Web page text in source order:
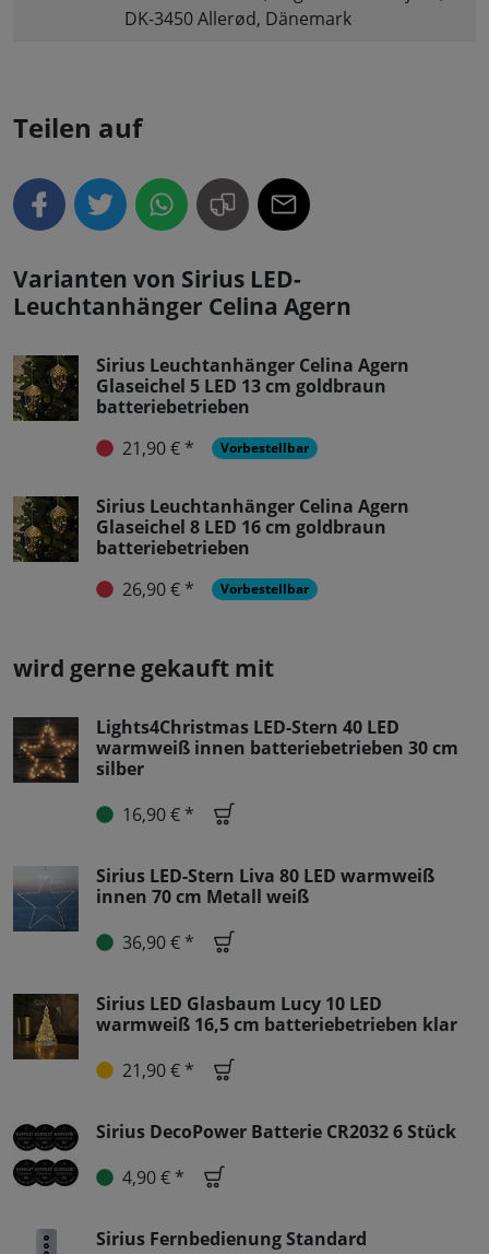
DK-3450 Allerød, Dänemark
Teilen auf
Varianten von Sirius LED-
Leuchtanhänger Celina Agern
Sirius Leuchtanhänger Celina Agern
Glaseichel 5 LED 13 cm goldbraun
batteriebetrieben
21,90 € *
Vorbestellbar
Sirius Leuchtanhänger Celina Agern
Glaseichel 8 LED 16 cm goldbraun
batteriebetrieben
26,90 € *
Vorbestellbar
wird gerne gekauft mit
Lights4Christmas LED-Stern 40 LED
warmweiß innen batteriebetrieben 30 cm
silber
16,90 € *
Sirius LED-Stern Liva 80 LED warmweiß
innen 70 cm Metall weiß
36,90 € *
Sirius LED Glasbaum Lucy 10 LED
warmweiß 16,5 cm batteriebetrieben klar
21,90 € *
Sirius DecoPower Batterie CR2032 6 Stück
4,90 € *
Sirius Fernbedienung Standard